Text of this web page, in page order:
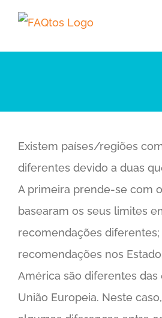
Skip
content
Existem países/regiões
diferentes devido a duas
A primeira prende-se com
basearam os seus limites
recomendações
recomendações nos
América são diferentes das
União Europeia. Neste